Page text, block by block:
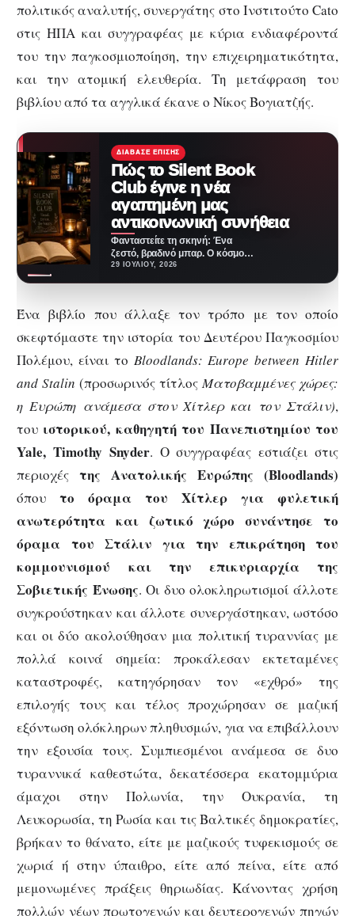
πολιτικός αναλυτής, συνεργάτης στο Ινστιτούτο Cato
στις ΗΠΑ και συγγραφέας με κύρια ενδιαφέροντά
του την παγκοσμιοποίηση, την επιχειρηματικότητα,
και την ατομική ελευθερία. Τη μετάφραση του
βιβλίου από τα αγγλικά έκανε ο Νίκος Βογιατζής.
ΔΙΆΒΑΣΕ ΕΠΊΣΗΣ
Πώς το Silent Book
Club έγινε η νέα
αγαπημένη μας
αντικοινωνική συνήθεια
Φανταστείτε τη σκηνή: Ένα
ζεστό, βραδινό μπαρ. Ο κόσμος
γύρω πίνει κοκτέιλ, γελάει,
29 ΙΟΥΛΊΟΥ, 2026
Ένα βιβλίο που άλλαξε τον τρόπο με τον οποίο
σκεφτόμαστε την ιστορία του Δευτέρου Παγκοσμίου
Πολέμου, είναι το Bloodlands:Europe between Hitler
and Stalin (προσωρινός τίτλοςΜατοβαμμένες χώρες:
η Ευρώπη ανάμεσα στον Χίτλερ και τον Στάλιν),
του ιστορικού, καθηγητή του Πανεπιστημίου του
Yale, Timothy Snyder. Ο συγγραφέας εστιάζει στις
περιοχές της Ανατολικής Ευρώπης (Bloodlands)
όπου το όραμα του Χίτλερ για φυλετική
ανωτερότητα και ζωτικό χώρο συνάντησε το
όραμα του Στάλιν για την επικράτηση του
κομμουνισμού και την επικυριαρχία της
Σοβιετικής Ένωσης. Οι δυο ολοκληρωτισμοί άλλοτε
συγκρούστηκαν και άλλοτε συνεργάστηκαν, ωστόσο
και οι δύο ακολούθησαν μια πολιτική τυραννίας με
πολλά κοινά σημεία: προκάλεσαν εκτεταμένες
καταστροφές, κατηγόρησαν τον «εχθρό» της
επιλογής τους και τέλος προχώρησαν σε μαζική
εξόντωση ολόκληρων πληθυσμών, για να επιβάλλουν
την εξουσία τους. Συμπιεσμένοι ανάμεσα σε δυο
τυραννικά καθεστώτα, δεκατέσσερα εκατομμύρια
άμαχοι στην Πολωνία, την Ουκρανία, τη
Λευκορωσία, τη Ρωσία και τις Βαλτικές δημοκρατίες,
βρήκαν το θάνατο, είτε με μαζικούς τυφεκισμούς σε
χωριά ή στην ύπαιθρο, είτε από πείνα, είτε από
μεμονωμένες πράξεις θηριωδίας. Κάνοντας χρήση
πολλών νέων πρωτογενών και δευτερογενών πηγών